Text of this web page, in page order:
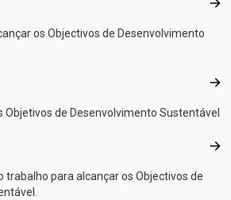
os Objectivos de Desenvolvimento
Objetivos de Desenvolvimento Sustentável
trabalho para alcançar os Objectivos de